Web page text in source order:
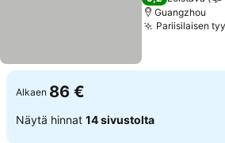
Guangzhou
Pariisilaisen
Alkaen 86 €
Näytä hinnat 14 sivustolta